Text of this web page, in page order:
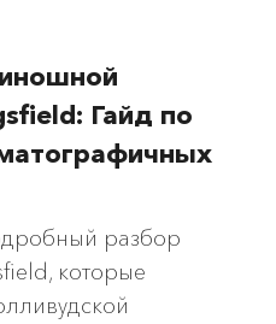
Гайд по
разбор
которые